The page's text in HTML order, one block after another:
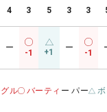
4 3 5 3 3
ー
-1 +1 ー
-1
ル バーティ ー パー